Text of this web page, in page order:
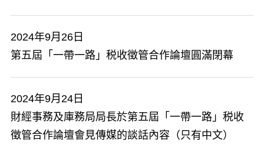
2024年9月26日
第五屆「一帶一路」税收徵管合作論壇圓滿閉幕
2024年9月24日
財經事務及庫務局局長於第五屆「一帶一路」税收
徵管合作論壇會見傳媒的談話內容（只有中文）